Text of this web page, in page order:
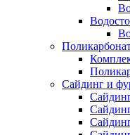
Сайдинг и